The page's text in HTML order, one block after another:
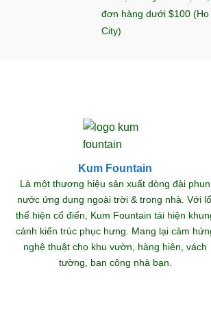
đơn hàng dưới $100 (Ho
City)
Kum Fountain
Là một thương hiệu sản xuất dòng đài phun
nước ứng dụng ngoài trời & trong nhà. Với
thể hiện cổ điển, Kum Fountain tái hiện
cảnh kiến trúc phục hưng. Mang lại cảm
nghệ thuật cho khu vườn, hàng hiên, vách
tường, ban công nhà bạn.